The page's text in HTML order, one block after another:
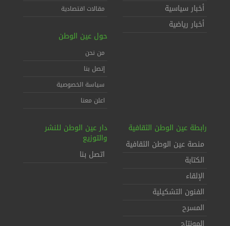
أخبار سياسية
أخبار رياضية
مقالات اقتصادية
حول عين الوطن
من نحن
إتصل بنا
سياسة الخصوصية
اعلن معنا
رابطة عين الوطن الثقافية
منصة عين الوطن الثقافية
الكتابة
الإلقاء
الفنون التشكيلية
المسرح
دار عين الوطن للنشر
والتوزيع
اتصل بنا